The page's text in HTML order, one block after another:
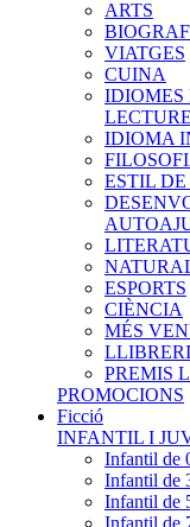
ARTS
VIATGES
CUINA
IDIOMES
IDIOMA
ESTIL
ESPORTS
CIÈNCIA
MÉS
PREMIS
PROMOCIONS
Ficció
INFANTIL I
Infantil de
Infantil de
Infantil de
Infantil de